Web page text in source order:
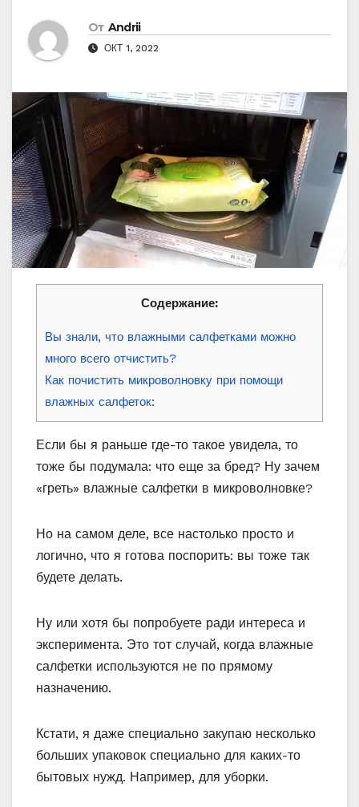
От Andrii
ОКТ 1, 2022
Содержание:
Вы знали, что влажными салфетками можно
много всего отчистить?
Как почистить микроволновку при помощи
влажных салфеток:
Если бы я раньше где-то такое увидела, то
тоже бы подумала: что еще за бред? Ну зачем
«греть» влажные салфетки в микроволновке?
Но на самом деле, все настолько просто и
логично, что я готова поспорить: вы тоже так
будете делать.
Ну или хотя бы попробуете ради интереса и
эксперимента. Это тот случай, когда влажные
салфетки используются не по прямому
назначению.
Кстати, я даже специально закупаю несколько
больших упаковок специально для каких-то
бытовых нужд. Например, для уборки.